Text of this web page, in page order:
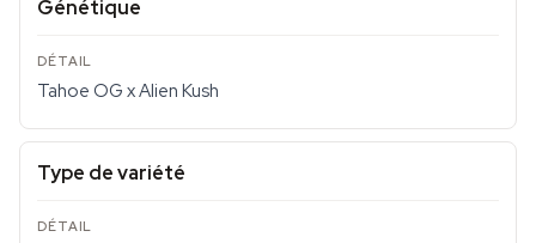
Génétique
Tahoe OG x Alien Kush
Type de variété